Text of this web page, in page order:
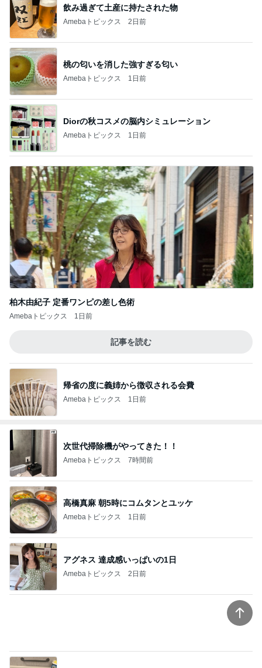
飲み過ぎて土産に持たされた物
Amebaトピックス 2日前
桃の匂いを消した強すぎる匂い
Amebaトピックス 1日前
Diorの秋コスメの脳内シミュレーション
Amebaトピックス 1日前
柏木由紀子 定番ワンピの差し色術
Amebaトピックス 1日前
記事を読む
帰省の度に義姉から徴収される会費
Amebaトピックス 1日前
次世代掃除機がやってきた！！
Amebaトピックス 7時間前
高橋真麻 朝5時にコムタンとユッケ
Amebaトピックス 1日前
アグネス 達成感いっぱいの1日
Amebaトピックス 2日前